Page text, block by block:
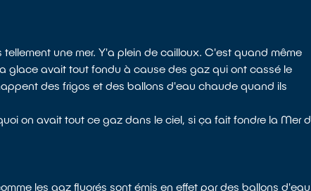
une mer. Y'a plein de cailloux. C'est quand même
glace avait tout fondu à cause des gaz qui ont cassé le
des frigos et des ballons d'eau chaude quand ils
on avait tout ce gaz dans le ciel, si ça fait fondre la Mer
les gaz fluorés sont émis en effet par des ballons d'eau